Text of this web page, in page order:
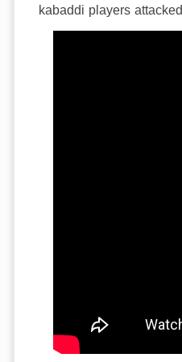
kabaddi players attacked